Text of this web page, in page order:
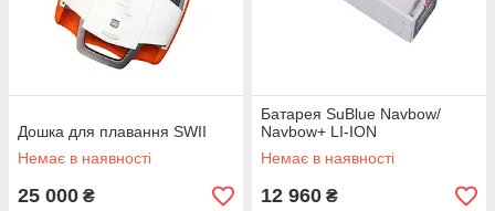
Дошка для плавання SWII
Немає в наявності
25 000 ₴
Батарея SuBlue Navbow/
Navbow+ LI-ION
Немає в наявності
12 960 ₴